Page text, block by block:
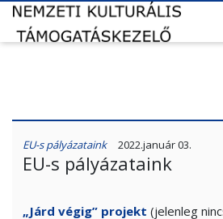
EU-s pályázataink 2022.január 03.
EU-s pályázataink
„Járd végig” projekt (jelenleg